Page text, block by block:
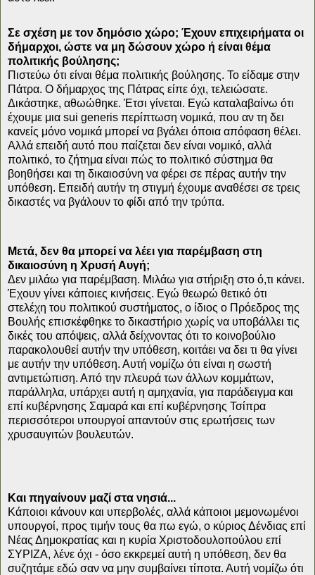
Σε σχέση με τον δημόσιο χώρο; Έχουν επιχειρήματα οι
δήμαρχοι, ώστε να μη δώσουν χώρο ή είναι θέμα
πολιτικής βούλησης;
Πιστεύω ότι είναι θέμα πολιτικής βούλησης. Το είδαμε στην
Πάτρα. Ο δήμαρχος της Πάτρας είπε όχι, τελειώσατε.
Δικάστηκε, αθωώθηκε. Έτσι γίνεται. Εγώ καταλαβαίνω ότι
έχουμε μια sui generis περίπτωση νομικά, που αν τη δει
κανείς μόνο νομικά μπορεί να βγάλει όποια απόφαση θέλει.
Αλλά επειδή αυτό που παίζεται δεν είναι νομικό, αλλά
πολιτικό, το ζήτημα είναι πώς το πολιτικό σύστημα θα
βοηθήσει και τη δικαιοσύνη να φέρει σε πέρας αυτήν την
υπόθεση. Επειδή αυτήν τη στιγμή έχουμε αναθέσει σε τρεις
δικαστές να βγάλουν το φίδι από την τρύπα.
Μετά, δεν θα μπορεί να λέει για παρέμβαση στη
δικαιοσύνη η Χρυσή Αυγή;
Δεν μιλάω για παρέμβαση. Μιλάω για στήριξη στο ό,τι κάνει.
Έχουν γίνει κάποιες κινήσεις. Εγώ θεωρώ θετικό ότι
στελέχη του πολιτικού συστήματος, ο ίδιος ο Πρόεδρος της
Βουλής επισκέφθηκε το δικαστήριο χωρίς να υποβάλλει τις
δικές του απόψεις, αλλά δείχνοντας ότι το κοινοβούλιο
παρακολουθεί αυτήν την υπόθεση, κοιτάει να δει τι θα γίνει
με αυτήν την υπόθεση. Αυτή νομίζω ότι είναι η σωστή
αντιμετώπιση. Από την πλευρά των άλλων κομμάτων,
παράλληλα, υπάρχει αυτή η αμηχανία, για παράδειγμα και
επί κυβέρνησης Σαμαρά και επί κυβέρνησης Τσίπρα
περισσότεροι υπουργοί απαντούν στις ερωτήσεις των
χρυσαυγιτών βουλευτών.
Και πηγαίνουν μαζί στα νησιά...
Κάποιοι κάνουν και υπερβολές, αλλά κάποιοι μεμονωμένοι
υπουργοί, προς τιμήν τους θα πω εγώ, ο κύριος Δένδιας επί
Νέας Δημοκρατίας και η κυρία Χριστοδουλοπούλου επί
ΣΥΡΙΖΑ, λένε όχι - όσο εκκρεμεί αυτή η υπόθεση, δεν θα
συζητάμε εδώ σαν να μην συμβαίνει τίποτα. Αυτή νομίζω ότι